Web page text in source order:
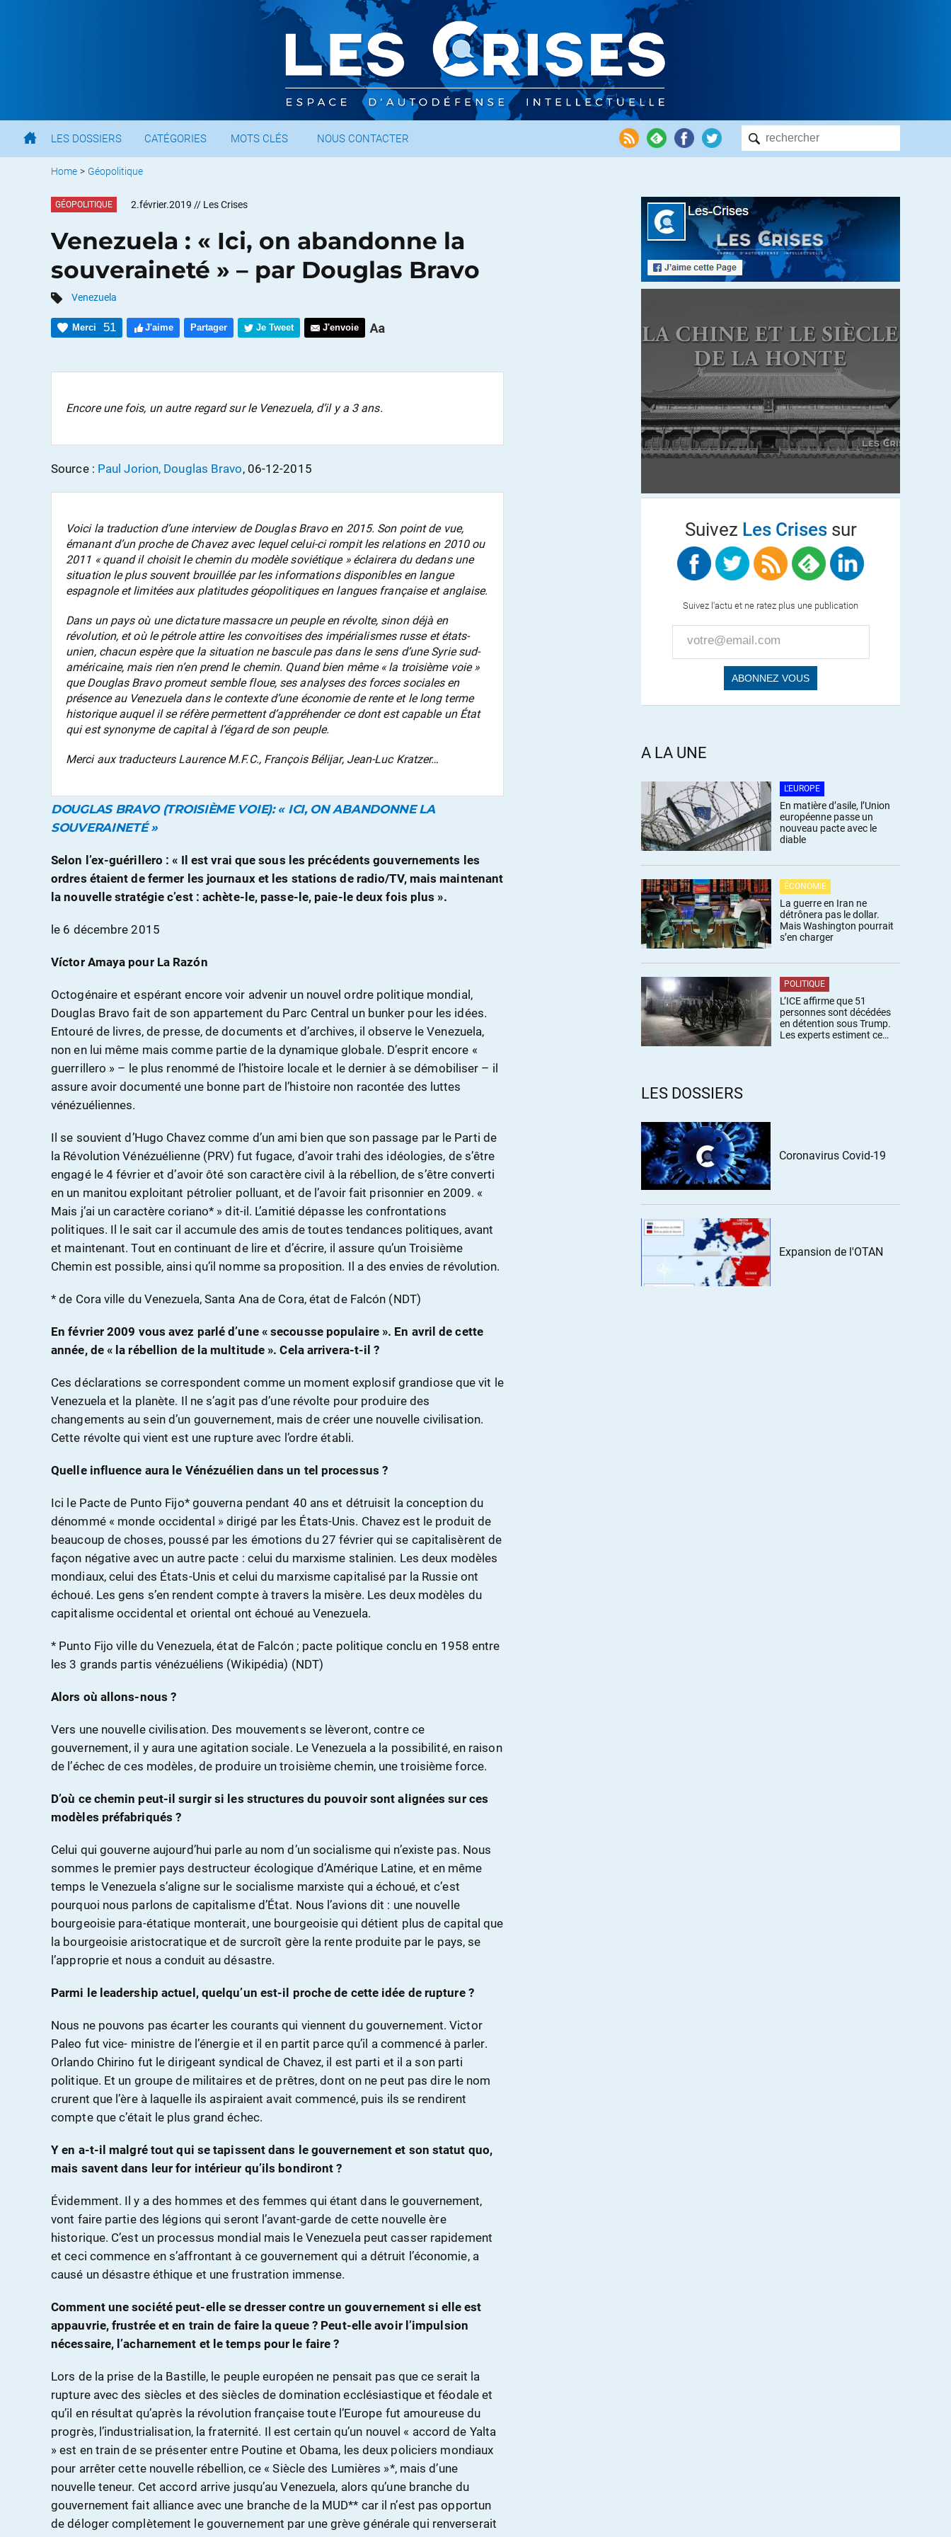
LES DOSSIERS CATÉGORIES MOTS CLÉS NOUS CONTACTER
Home > Géopolitique
GÉOPOLITIQUE 2.février.2019 // Les Crises
Venezuela : « Ici, on abandonne la
souveraineté » – par Douglas Bravo
Venezuela
Merci 51 J'aime Partager Je Tweet J'envoie
Encore une fois, un autre regard sur le Venezuela, d’il y a 3 ans.
Source : Paul Jorion, Douglas Bravo, 06-12-2015
Voici la traduction d’une interview de Douglas Bravo en 2015. Son point de vue,
émanant d’un proche de Chavez avec lequel celui-ci rompit les relations en 2010 ou
2011 « quand il choisit le chemin du modèle soviétique » éclairera du dedans une
situation le plus souvent brouillée par les informations disponibles en langue
espagnole et limitées aux platitudes géopolitiques en langues française et anglaise.
Dans un pays où une dictature massacre un peuple en révolte, sinon déjà en
révolution, et où le pétrole attire les convoitises des impérialismes russe et états-
unien, chacun espère que la situation ne bascule pas dans le sens d’une Syrie sud-
américaine, mais rien n’en prend le chemin. Quand bien même « la troisième voie »
que Douglas Bravo promeut semble floue, ses analyses des forces sociales en
présence au Venezuela dans le contexte d’une économie de rente et le long terme
historique auquel il se réfère permettent d’appréhender ce dont est capable un État
qui est synonyme de capital à l’égard de son peuple.
Merci aux traducteurs Laurence M.F.C., François Bélijar, Jean-Luc Kratzer…
DOUGLAS BRAVO (TROISIÈME VOIE): « ICI, ON ABANDONNE LA
SOUVERAINETÉ »
Selon l’ex-guérillero : « Il est vrai que sous les précédents gouvernements les
ordres étaient de fermer les journaux et les stations de radio/TV, mais maintenant
la nouvelle stratégie c’est : achète-le, passe-le, paie-le deux fois plus ».
le 6 décembre 2015
Víctor Amaya pour La Razón
Octogénaire et espérant encore voir advenir un nouvel ordre politique mondial,
Douglas Bravo fait de son appartement du Parc Central un bunker pour les idées.
Entouré de livres, de presse, de documents et d’archives, il observe le Venezuela,
non en lui même mais comme partie de la dynamique globale. D’esprit encore «
guerrillero » – le plus renommé de l’histoire locale et le dernier à se démobiliser – il
assure avoir documenté une bonne part de l’histoire non racontée des luttes
vénézuéliennes.
Il se souvient d’Hugo Chavez comme d’un ami bien que son passage par le Parti de
la Révolution Vénézuélienne (PRV) fut fugace, d’avoir trahi des idéologies, de s’être
engagé le 4 février et d’avoir ôté son caractère civil à la rébellion, de s’être converti
en un manitou exploitant pétrolier polluant, et de l’avoir fait prisonnier en 2009. «
Mais j’ai un caractère coriano* » dit-il. L’amitié dépasse les confrontations
politiques. Il le sait car il accumule des amis de toutes tendances politiques, avant
et maintenant. Tout en continuant de lire et d’écrire, il assure qu’un Troisième
Chemin est possible, ainsi qu’il nomme sa proposition. Il a des envies de révolution.
* de Cora ville du Venezuela, Santa Ana de Cora, état de Falcón (NDT)
En février 2009 vous avez parlé d’une « secousse populaire ». En avril de cette
année, de « la rébellion de la multitude ». Cela arrivera-t-il ?
Ces déclarations se correspondent comme un moment explosif grandiose que vit le
Venezuela et la planète. Il ne s’agit pas d’une révolte pour produire des
changements au sein d’un gouvernement, mais de créer une nouvelle civilisation.
Cette révolte qui vient est une rupture avec l’ordre établi.
Quelle influence aura le Vénézuélien dans un tel processus ?
Ici le Pacte de Punto Fijo* gouverna pendant 40 ans et détruisit la conception du
dénommé « monde occidental » dirigé par les États-Unis. Chavez est le produit de
beaucoup de choses, poussé par les émotions du 27 février qui se capitalisèrent de
façon négative avec un autre pacte : celui du marxisme stalinien. Les deux modèles
mondiaux, celui des États-Unis et celui du marxisme capitalisé par la Russie ont
échoué. Les gens s’en rendent compte à travers la misère. Les deux modèles du
capitalisme occidental et oriental ont échoué au Venezuela.
* Punto Fijo ville du Venezuela, état de Falcón ; pacte politique conclu en 1958 entre
les 3 grands partis vénézuéliens (Wikipédia) (NDT)
Alors où allons-nous ?
Vers une nouvelle civilisation. Des mouvements se lèveront, contre ce
gouvernement, il y aura une agitation sociale. Le Venezuela a la possibilité, en raison
de l’échec de ces modèles, de produire un troisième chemin, une troisième force.
D’où ce chemin peut-il surgir si les structures du pouvoir sont alignées sur ces
modèles préfabriqués ?
Celui qui gouverne aujourd’hui parle au nom d’un socialisme qui n’existe pas. Nous
sommes le premier pays destructeur écologique d’Amérique Latine, et en même
temps le Venezuela s’aligne sur le socialisme marxiste qui a échoué, et c’est
pourquoi nous parlons de capitalisme d’État. Nous l’avions dit : une nouvelle
bourgeoisie para-étatique monterait, une bourgeoisie qui détient plus de capital que
la bourgeoisie aristocratique et de surcroît gère la rente produite par le pays, se
l’approprie et nous a conduit au désastre.
Parmi le leadership actuel, quelqu’un est-il proche de cette idée de rupture ?
Nous ne pouvons pas écarter les courants qui viennent du gouvernement. Victor
Paleo fut vice- ministre de l’énergie et il en partit parce qu’il a commencé à parler.
Orlando Chirino fut le dirigeant syndical de Chavez, il est parti et il a son parti
politique. Et un groupe de militaires et de prêtres, dont on ne peut pas dire le nom
crurent que l’ère à laquelle ils aspiraient avait commencé, puis ils se rendirent
compte que c’était le plus grand échec.
Y en a-t-il malgré tout qui se tapissent dans le gouvernement et son statut quo,
mais savent dans leur for intérieur qu’ils bondiront ?
Évidemment. Il y a des hommes et des femmes qui étant dans le gouvernement,
vont faire partie des légions qui seront l’avant-garde de cette nouvelle ère
historique. C’est un processus mondial mais le Venezuela peut casser rapidement
et ceci commence en s’affrontant à ce gouvernement qui a détruit l’économie, a
causé un désastre éthique et une frustration immense.
Comment une société peut-elle se dresser contre un gouvernement si elle est
appauvrie, frustrée et en train de faire la queue ? Peut-elle avoir l’impulsion
nécessaire, l’acharnement et le temps pour le faire ?
Lors de la prise de la Bastille, le peuple européen ne pensait pas que ce serait la
rupture avec des siècles et des siècles de domination ecclésiastique et féodale et
qu’il en résultat qu’après la révolution française toute l’Europe fut amoureuse du
progrès, l’industrialisation, la fraternité. Il est certain qu’un nouvel « accord de Yalta
» est en train de se présenter entre Poutine et Obama, les deux policiers mondiaux
pour arrêter cette nouvelle rébellion, ce « Siècle des Lumières »*, mais d’une
nouvelle teneur. Cet accord arrive jusqu’au Venezuela, alors qu’une branche du
gouvernement fait alliance avec une branche de la MUD** car il n’est pas opportun
de déloger complètement le gouvernement par une grève générale qui renverserait
Suivez Les Crisessur
Suivez l'actu et ne ratez plus une publication
A LA UNE
L'EUROPE
En matière d’asile, l’Union
européenne passe un
nouveau pacte avec le
diable
ÉCONOMIE
La guerre en Iran ne
détrônera pas le dollar.
Mais Washington pourrait
s’en charger
POLITIQUE
L’ICE affirme que 51
personnes sont décédées
en détention sous Trump.
Les experts estiment ce
LES DOSSIERS
Coronavirus Covid-19
Expansion de l'OTAN